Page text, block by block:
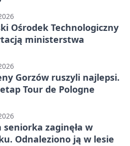
Ośrodek Technologiczny
ministerstwa
Gorzów ruszyli najlepsi.
Tour de Pologne
seniorka zaginęła w
Odnaleziono ją w lesie